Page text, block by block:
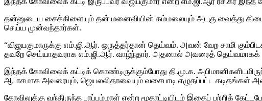
தன்னுடைய சைக்கிளையும் தன் மனைவியின் கம்மலையும் அடகு வைத்து
செய்ய முன்வந்தார்கள்.
“விஜயகுமாருக்கு எம்.ஜி.ஆர். ஒருத்தர்தான் தெய்வம். அவன் வேற சாமி
தவறே செய்யாதவராக எம்.ஜி.ஆர். வாழ்ந்தார். அதனால் அவரைத் தெய்வமாகக்
இந்தக் கோவிலைக் கட்டிக் கொண்டிருக்கும்போது தி.மு.க.
ஆபாசமாக அவரையும், ஜெயலலிதாவையும் வசைபாடி எழுதப்பட்ட கடிதங்கள்
கோவிலுக்கு வந்திருந்த பாப்பம்மாள் என்ற மூதாட்டியிடம் இதைப் பற்றிக்